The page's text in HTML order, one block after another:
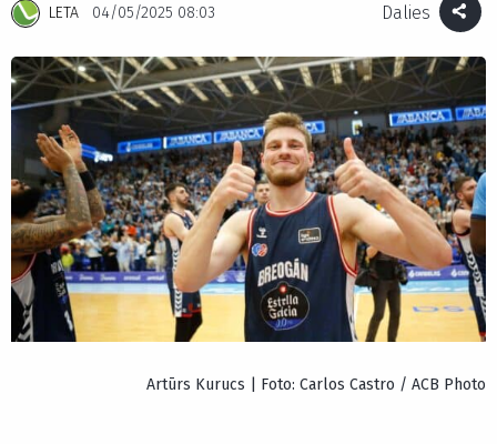
LETA 04/05/2025 08:03 Dalies
Artūrs Kurucs | Foto: Carlos Castro / ACB Photo